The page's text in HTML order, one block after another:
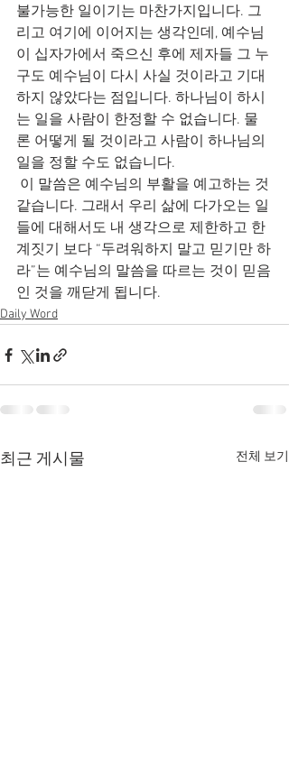
불가능한 일이기는 마찬가지입니다. 그
리고 여기에 이어지는 생각인데, 예수님
이 십자가에서 죽으신 후에 제자들 그 누
구도 예수님이 다시 사실 것이라고 기대
하지 않았다는 점입니다. 하나님이 하시
는 일을 사람이 한정할 수 없습니다. 물
론 어떻게 될 것이라고 사람이 하나님의
일을 정할 수도 없습니다.
같습니다. 그래서 우리 삶에 다가오는 일
들에 대해서도 내 생각으로 제한하고 한
계짓기 보다 “두려워하지 말고 믿기만 하
라”는 예수님의 말씀을 따르는 것이 믿음
인 것을 깨닫게 됩니다.
Daily Word
최근 게시물 전체 보기